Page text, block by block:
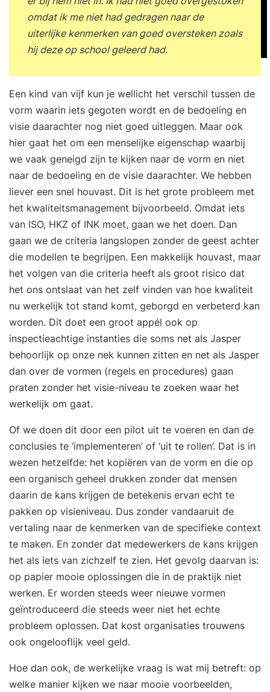
omdat ik me niet had gedragen naar de
uiterlijke kenmerken van goed oversteken zoals
hij deze op school geleerd had.
Een kind van vijf kun je wellicht het verschil tussen de
vorm waarin iets gegoten wordt en de bedoeling en
visie daarachter nog niet goed uitleggen. Maar ook
hier gaat het om een menselijke eigenschap waarbij
we vaak geneigd zijn te kijken naar de vorm en niet
naar de bedoeling en de visie daarachter. We hebben
liever een snel houvast. Dit is het grote probleem met
het kwaliteitsmanagement bijvoorbeeld. Omdat iets
van ISO, HKZ of INK moet, gaan we het doen. Dan
gaan we de criteria langslopen zonder de geest achter
die modellen te begrijpen. Een makkelijk houvast, maar
het volgen van die criteria heeft als groot risico dat
het ons ontslaat van het zelf vinden van hoe kwaliteit
nu werkelijk tot stand komt, geborgd en verbeterd kan
worden. Dit doet een groot appél ook op
inspectieachtige instanties die soms net als Jasper
behoorlijk op onze nek kunnen zitten en net als Jasper
dan over de vormen (regels en procedures) gaan
praten zonder het visie-niveau te zoeken waar het
werkelijk om gaat.
Of we doen dit door een pilot uit te voeren en dan de
conclusies te ‘implementeren’ of ‘uit te rollen’. Dat is in
wezen hetzelfde: het kopiëren van de vorm en die op
een organisch geheel drukken zonder dat mensen
daarin de kans krijgen de betekenis ervan echt te
pakken op visieniveau. Dus zonder vandaaruit de
vertaling naar de kenmerken van de specifieke context
te maken. En zonder dat medewerkers de kans krijgen
het als iets van zichzelf te zien. Het gevolg daarvan is:
op papier mooie oplossingen die in de praktijk niet
werken. Er worden steeds weer nieuwe vormen
geïntroduceerd die steeds weer niet het echte
probleem oplossen. Dat kost organisaties trouwens
ook ongelooflijk veel geld.
Hoe dan ook, de werkelijke vraag is wat mij betreft: op
welke manier kijken we naar mooie voorbeelden,